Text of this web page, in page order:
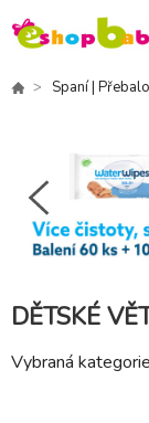
Spaní |
DĚTSKÉ
Vybraná